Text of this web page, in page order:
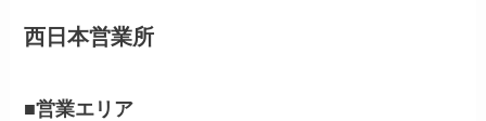
西日本営業所
■営業エリア